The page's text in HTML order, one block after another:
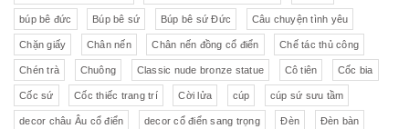
búp bê đức Búp bê sứ Búp bê sứ Đức Câu chuyện tình yêu
Chặn giấy Chân nến Chân nến đồng cổ điển Chế tác thủ công
Chén trà Chuông Classic nude bronze statue Cô tiên Cốc bia
Cốc sứ Cốc thiếc trang trí Cời lửa cúp cúp sứ sưu tầm
decor châu Âu cổ điển decor cổ điển sang trọng Đèn Đèn bàn